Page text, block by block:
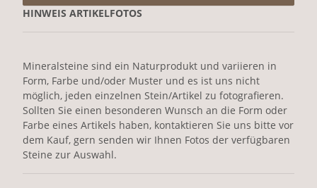
HINWEIS ARTIKELFOTOS
Mineralsteine sind ein Naturprodukt und variieren in
Form, Farbe und/oder Muster und es ist uns nicht
möglich, jeden einzelnen Stein/Artikel zu fotografieren.
Sollten Sie einen besonderen Wunsch an die Form oder
Farbe eines Artikels haben, kontaktieren Sie uns bitte vor
dem Kauf, gern senden wir Ihnen Fotos der verfügbaren
Steine zur Auswahl.